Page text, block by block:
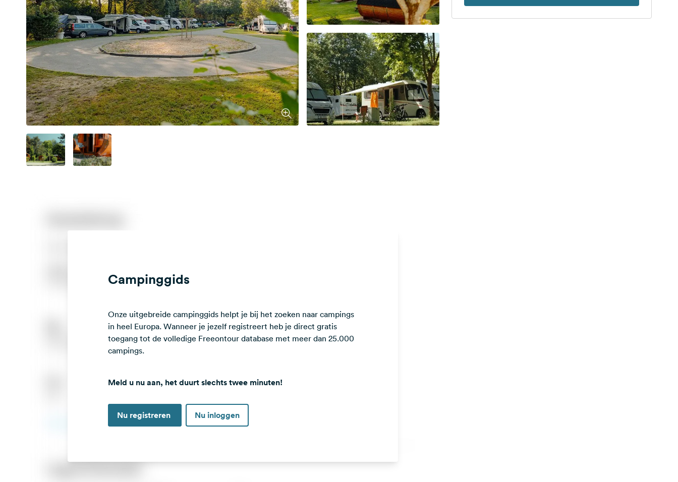
Campinggids
Onze uitgebreide campinggids helpt je bij het zoeken naar campings
in heel Europa. Wanneer je jezelf registreert heb je direct gratis
toegang tot de volledige Freeontour database met meer dan 25.000
campings.
Meld u nu aan, het duurt slechts twee minuten!
Nu registreren Nu inloggen